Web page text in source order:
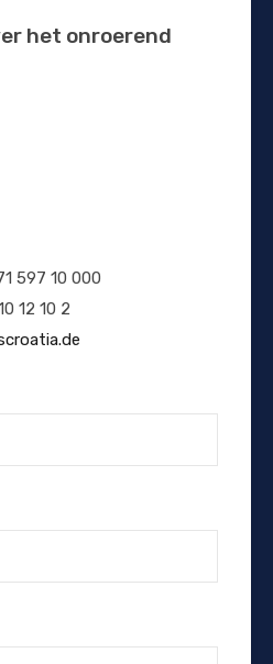
het onroerend
597 10 000
12 10 2